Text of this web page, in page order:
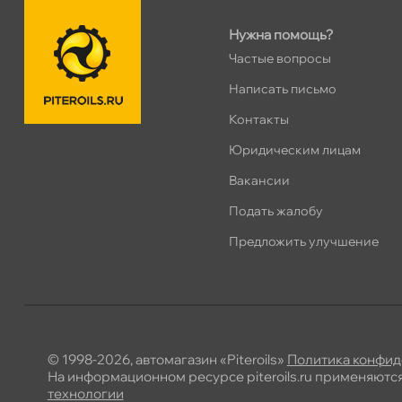
Нужна помощь?
Частые вопросы
Написать письмо
Контакты
Юридическим лицам
акансии
Подать жалобу
Предложить улучшение
© 1998-2026, автомагазин «Piteroils» Политика
На информационном ресурсе piteroils.ru
технологии